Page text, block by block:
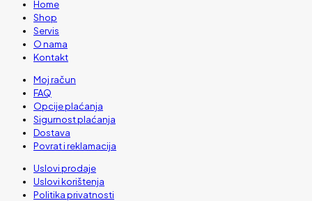
Home
Shop
Servis
O nama
Kontakt
Moj račun
FAQ
Opcije plaćanja
Sigurnost plaćanja
Dostava
Povrat i reklamacija
Uslovi prodaje
Uslovi korištenja
Politika privatnosti